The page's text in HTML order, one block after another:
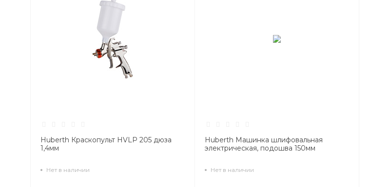
Huberth Краскопульт HVLP 205 дюза
1,4мм
Нет в наличии
Huberth Машинка шлифовальная
электрическая, подошва 150мм
Нет в наличии